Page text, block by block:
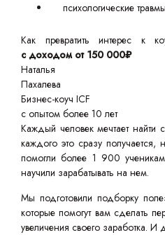
психологические
Как превратить интерес к
с доходом от 150 000₽
Наталья
Пахалева
Бизнес-коуч ICF
с опытом более 10 лет
Каждый человек мечтает найти
каждого это сразу
помогли более 1 900
научили зарабатывать на нем.
Мы подготовили подборку
которые помогут вам сделать
увеличения своего заработка. И